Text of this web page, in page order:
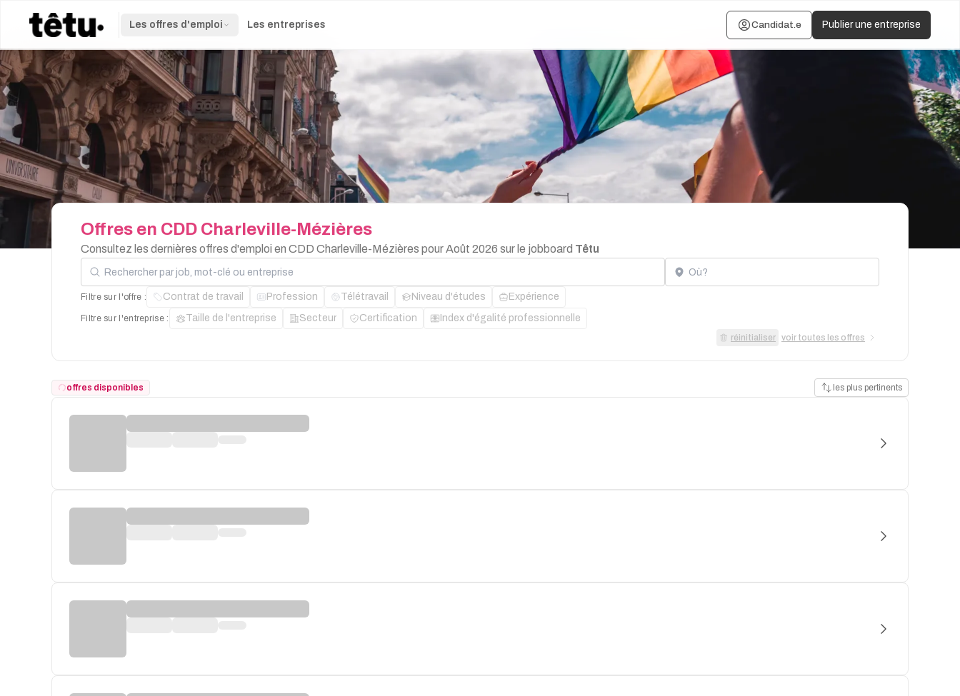
Les offres d'emploi Les entreprises Candidat.e Publier une entreprise
Offres en CDD Charleville-Mézières
Consultez les dernières offres d'emploi en CDD Charleville-Mézières pour Août 2026 sur le jobboard Têtu
Rechercher par job, mot-clé ou entreprise Localisation
Filtre sur l'offre : Contrat de travail Profession Télétravail Niveau d'études Expérience
Filtre sur l'entreprise : Taille de l'entreprise Secteur Certification Index d'égalité professionnelle
réinitialiser voir toutes les offres
offres disponibles les plus pertinents